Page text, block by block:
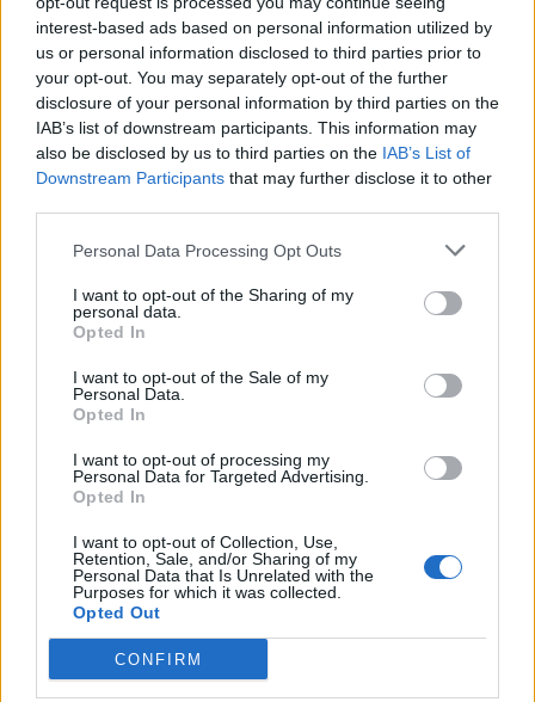
interest-based ads based on personal information utilized by
us or personal information disclosed to third parties prior to
your opt-out. You may separately opt-out of the further
disclosure of your personal information by third parties on the
IAB’s list of downstream participants. This information may
also be disclosed by us to third parties on the IAB’s List of
Downstream Participants that may further disclose it to other
Personal Data Processing Opt Outs
I want to opt-out of the Sharing of my
personal data.
Opted In
I want to opt-out of the Sale of my
Personal Data.
Opted In
I want to opt-out of processing my
Personal Data for Targeted Advertising.
Opted In
I want to opt-out of Collection, Use,
Retention, Sale, and/or Sharing of my
Personal Data that Is Unrelated with the
Purposes for which it was collected.
Opted Out
CONFIRM